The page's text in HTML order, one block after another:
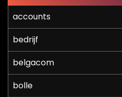
accounts
bedrijf
belgacom
bolle